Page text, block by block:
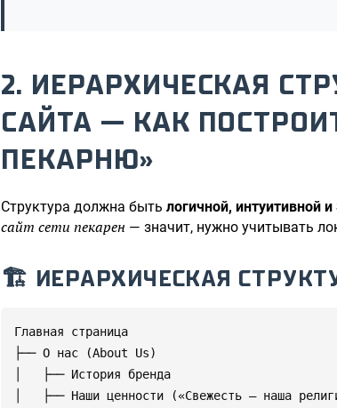
2. ИЕРАРХИЧЕСКАЯ
САЙТА — КАК
ПЕКАРНЮ»
Структура должна быть логичной, интуитивной
сайт сети пекарен — значит, нужно учитывать
🏗️ ИЕРАРХИЧЕСКАЯ
Главная страница
├── О нас (About Us)
│   ├── История бренда
│   ├── Наши ценности («Свежесть — наша